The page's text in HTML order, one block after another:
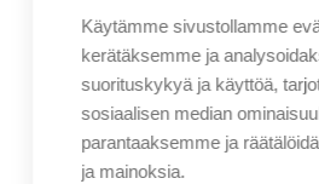
Nimi*
Sähköposti*
Käytämme sivustollamme
kerätäksemme ja
suorituskykyä ja käyttöä,
sosiaalisen median
parantaaksemme ja
ja mainoksia.